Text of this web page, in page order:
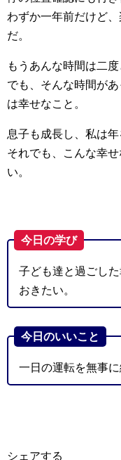
わずか一年前だけど
だ。
もうあんな時間は二度
でも、そんな時間が
は幸せなこと。
息子も成長し、私は年
それでも、こんな幸
い。
今日の学び
子ども達と過ごし
おきたい。
今日のいいこと
一日の運転を無事に
シェアする